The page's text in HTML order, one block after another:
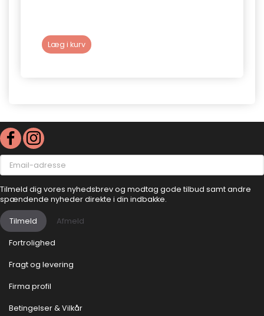
Læg i kurv
Email-
adresse
Tilmeld dig vores nyhedsbrev og modtag gode tilbud samt andre
spændende nyheder direkte i din indbakke.
Tilmeld Afmeld
Fortrolighed
Fragt og levering
Firma profil
Betingelser & Vilkår